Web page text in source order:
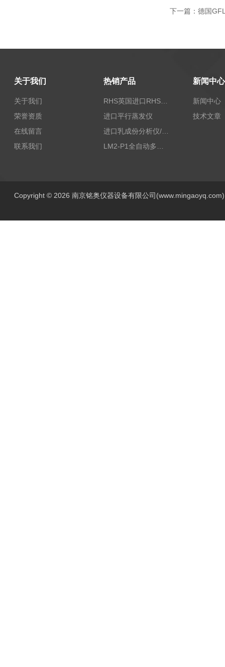
下一篇： 德国
关于我们
关于我们
荣誉资质
在线留言
联系我们
热销产品
RHS英国进口RHS植物标准比色卡
进口平行蒸发仪
进口乳成份分析仪/乳品分析仪
新闻中心
新闻中心
技术文章
Copyright © 2026 南京铭奥仪器设备有限公司